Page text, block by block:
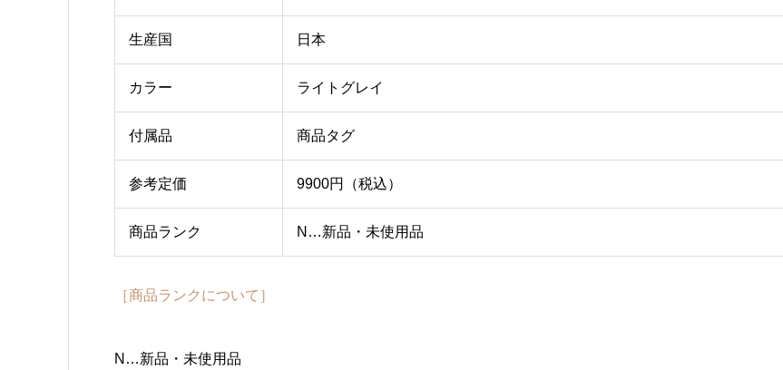
生産国 日本
カラー ライトグレイ
付属品 商品タグ
参考定価 9900円（税込）
商品ランク N…新品・未使用品
［商品ランクについて］
N…新品・未使用品